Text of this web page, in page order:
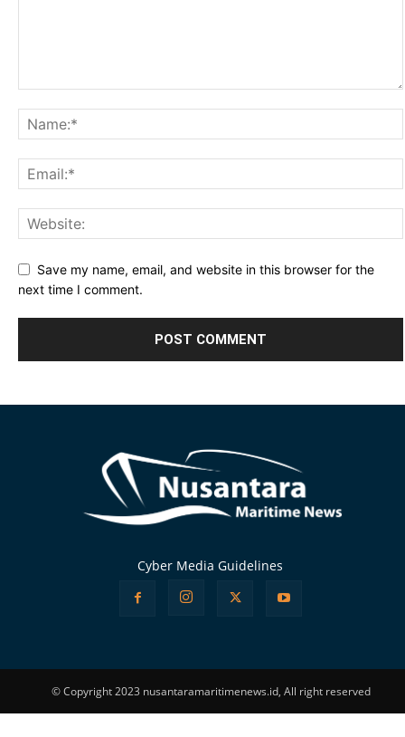
Save my name, email, and website in this browser for the
next time I comment.
Cyber Media Guidelines
© Copyright 2023 nusantaramaritimenews.id, All right reserved